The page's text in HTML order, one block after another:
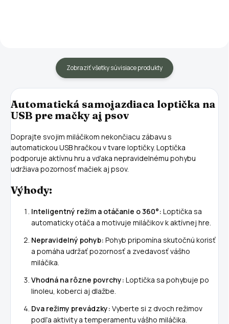
Zobraziť všetky súvisiace produkty
Automatická samojazdiaca loptička na
USB pre mačky aj psov
Doprajte svojim miláčikom nekončiacu zábavu s
automatickou USB hračkou v tvare loptičky. Loptička
podporuje aktívnu hru a vďaka nepravidelnému pohybu
udržiava pozornosť mačiek aj psov.
Výhody:
Inteligentný režim a otáčanie o 360°: Loptička sa
automaticky otáča a motivuje miláčikov k aktívnej hre.
Nepravidelný pohyb: Pohyb pripomína skutočnú korisť
a pomáha udržať pozornosť a zvedavosť vášho
miláčika.
Vhodná na rôzne povrchy: Loptička sa pohybuje po
linoleu, koberci aj dlažbe.
Dva režimy prevádzky: Vyberte si z dvoch režimov
podľa aktivity a temperamentu vášho miláčika.